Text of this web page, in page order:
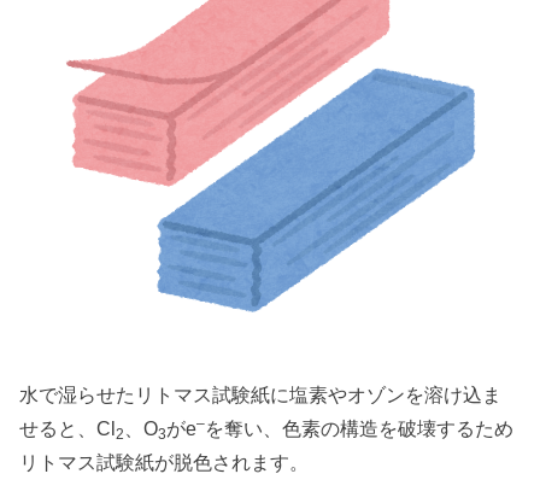
水で湿らせたリトマス試験紙に塩素やオゾンを溶け込ま
せると、Cl2 、O3がe–を奪い、色素の構造を破壊するため
リトマス試験紙が脱色されます。